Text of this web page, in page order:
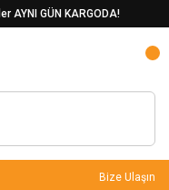
AYNI GÜN KARGODA!
Bize Ulaşın